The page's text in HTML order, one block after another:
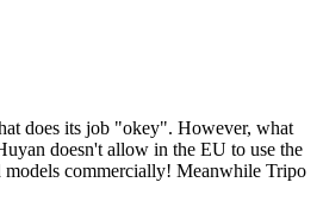
does its job "okey". However, what
doesn't allow in the EU to use the
models commercially! Meanwhile Tripo